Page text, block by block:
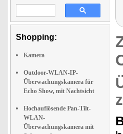
Shopping:
Kamera
Outdoor-WLAN-IP-
Überwachungskamera für
Echo Show, mit Nachtsicht
Hochauflösende Pan-Tilt-
WLAN-
Überwachungskamera mit